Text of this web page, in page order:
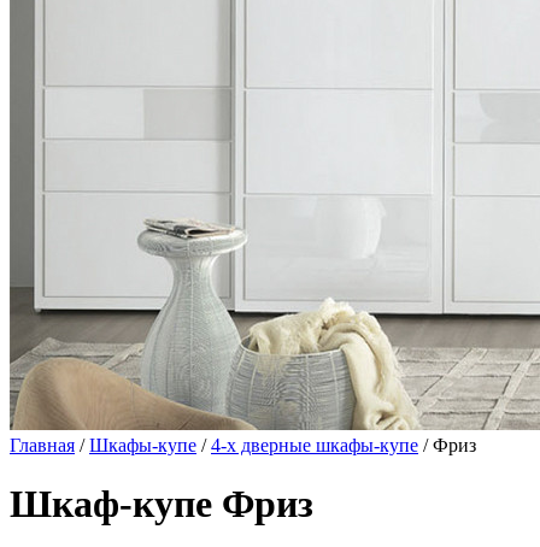
Главная /Шкафы-купе /4-х дверные шкафы-купе / Фриз
Шкаф-купе Фриз